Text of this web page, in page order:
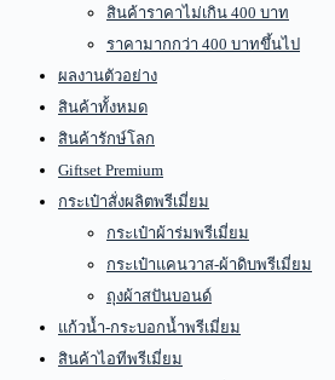
สินค้าราคาไม่เกิน 400 บาท
ราคามากกว่า 400 บาทขึ้นไป
ผลงานตัวอย่าง
สินค้าทั้งหมด
สินค้ารักษ์โลก
Giftset Premium
กระเป๋าสั่งผลิตพรีเมี่ยม
กระเป๋าผ้าร่มพรีเมี่ยม
กระเป๋าแคนวาส-ผ้าดิบพรีเมี่ยม
ถุงผ้าสปันบอนด์
แก้วน้ำ-กระบอกน้ำพรีเมี่ยม
สินค้าไอทีพรีเมี่ยม